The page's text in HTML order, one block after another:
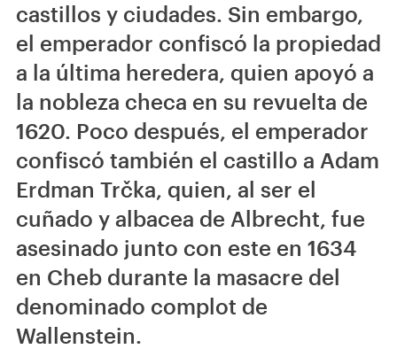
castillos y ciudades. Sin embargo,
el emperador confiscó la propiedad
a la última heredera, quien apoyó a
la nobleza checa en su revuelta de
1620. Poco después, el emperador
confiscó también el castillo a Adam
Erdman Trčka, quien, al ser el
cuñado y albacea de Albrecht, fue
asesinado junto con este en 1634
en Cheb durante la masacre del
denominado complot de
Wallenstein.